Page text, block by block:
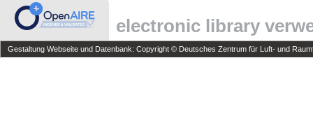
electronic library
Gestaltung Webseite und Datenbank: Copyright © Deutsches Zentrum für Luft- und